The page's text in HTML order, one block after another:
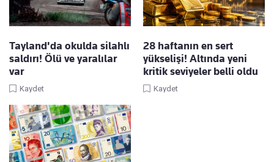
Tayland'da okulda silahlı
saldırı! Ölü ve yaralılar
var
Kaydet
28 haftanın en sert
yükselişi! Altında yeni
kritik seviyeler belli oldu
Kaydet